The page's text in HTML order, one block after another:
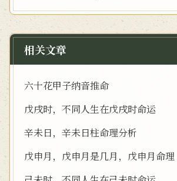
相关文章
六十花甲子纳音推命
戊戌时，不同人生在戊戌时命运
辛未日，辛未日柱命理分析
戊申月，戊申月是几月，戊申月命理